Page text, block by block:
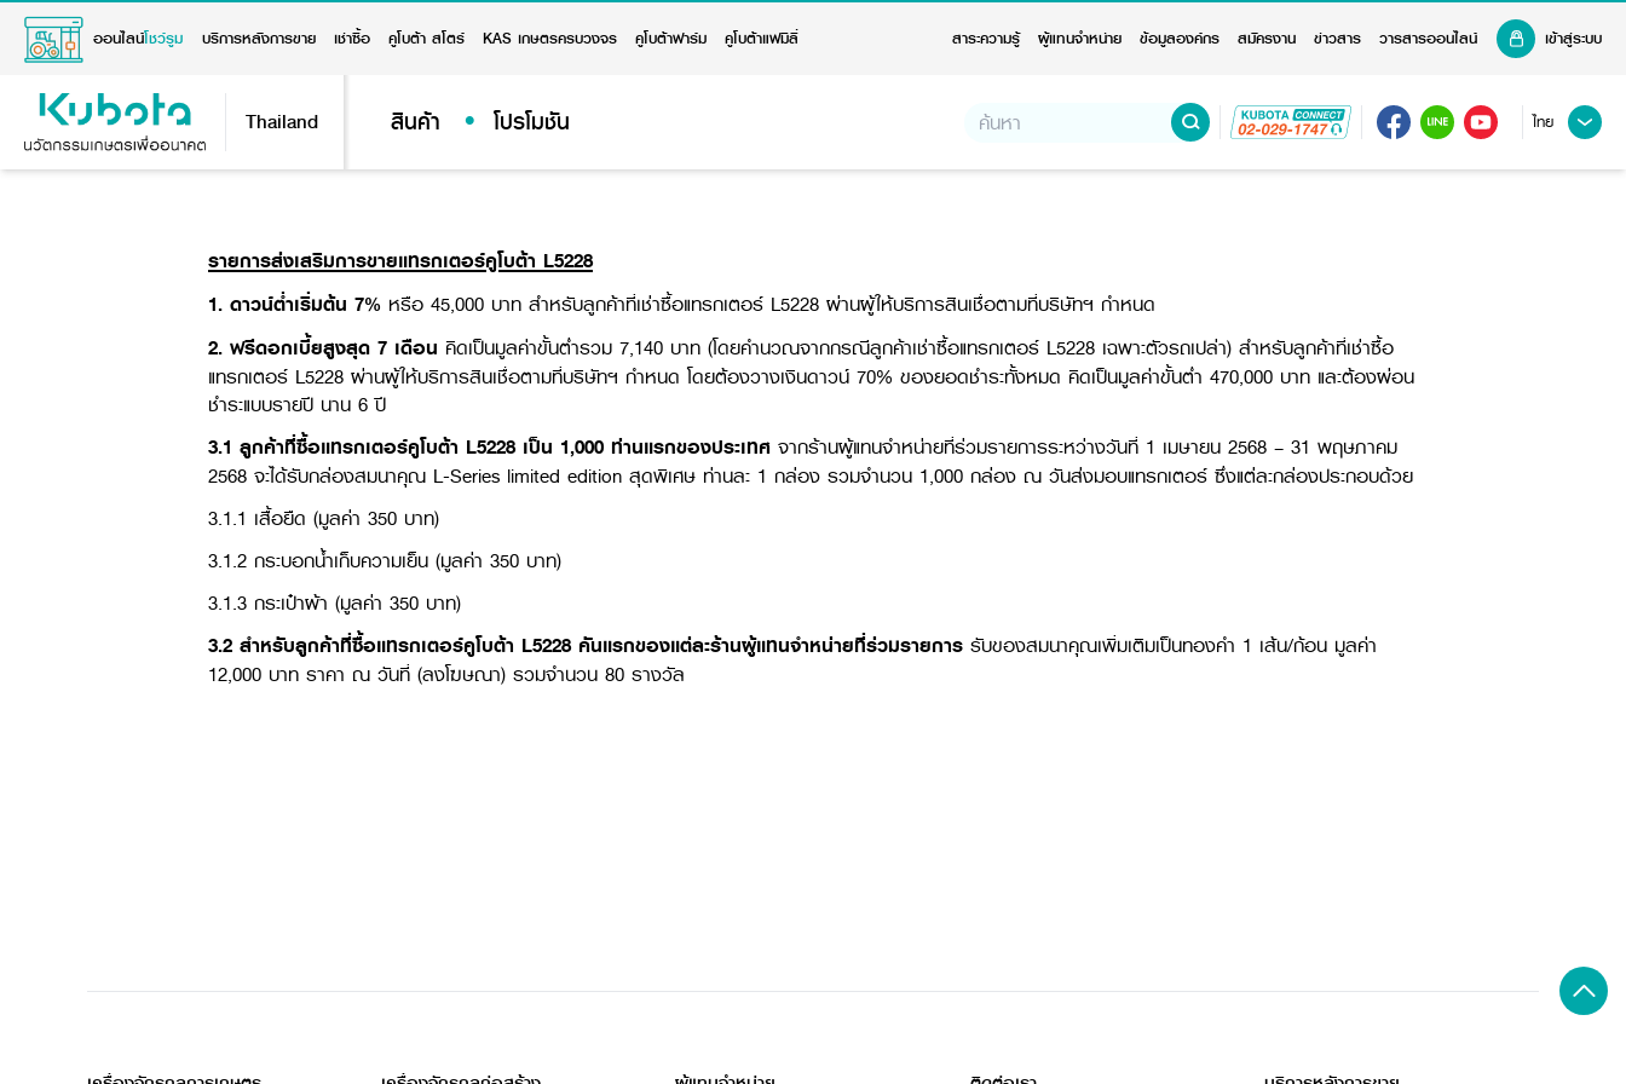
ออนไลน์โชว์รูม บริการหลังการขาย เช่าซื้อ คูโบต้า สโตร์ KAS เกษตรครบวงจร คูโบต้าฟาร์ม คูโบต้าแฟมิลี่ สาระความรู้ ผู้แทนจำหน่าย ข้อมูลองค์กร สมัครงาน ข่าวสาร วารสารออนไลน์ เข้าสู่ระบบ
Thailand สินค้า โปรโมชัน ไทย
รายการส่งเสริมการขายแทรกเตอร์คูโบต้า L5228
1. ดาวน์ต่ำเริ่มต้น 7% หรือ 45,000 บาท สำหรับลูกค้าที่เช่าซื้อแทรกเตอร์ L5228 ผ่านผู้ให้บริการสินเชื่อตามที่บริษัทฯ กำหนด
2. ฟรีดอกเบี้ยสูงสุด 7 เดือน คิดเป็นมูลค่าขั้นต่ำรวม 7,140 บาท (โดยคำนวณจากกรณีลูกค้าเช่าซื้อแทรกเตอร์ L5228 เฉพาะตัวรถเปล่า) สำหรับลูกค้าที่เช่าซื้อ
แทรกเตอร์ L5228 ผ่านผู้ให้บริการสินเชื่อตามที่บริษัทฯ กำหนด โดยต้องวางเงินดาวน์ 70% ของยอดชำระทั้งหมด คิดเป็นมูลค่าขั้นต่ำ 470,000 บาท และต้องผ่อน
ชำระแบบรายปี นาน 6 ปี
3.1 ลูกค้าที่ซื้อแทรกเตอร์คูโบต้า L5228 เป็น 1,000 ท่านแรกของประเทศ จากร้านผู้แทนจำหน่ายที่ร่วมรายการระหว่างวันที่ 1 เมษายน 2568 – 31 พฤษภาคม
2568 จะได้รับกล่องสมนาคุณ L-Series limited edition สุดพิเศษ ท่านละ 1 กล่อง รวมจำนวน 1,000 กล่อง ณ วันส่งมอบแทรกเตอร์ ซึ่งแต่ละกล่องประกอบด้วย
3.1.1 เสื้อยืด (มูลค่า 350 บาท)
3.1.2 กระบอกน้ำเก็บความเย็น (มูลค่า 350 บาท)
3.1.3 กระเป๋าผ้า (มูลค่า 350 บาท)
3.2 สำหรับลูกค้าที่ซื้อแทรกเตอร์คูโบต้า L5228 คันแรกของแต่ละร้านผู้แทนจำหน่ายที่ร่วมรายการ รับของสมนาคุณเพิ่มเติมเป็นทองคำ 1 เส้น/ก้อน มูลค่า
12,000 บาท ราคา ณ วันที่ (ลงโฆษณา) รวมจำนวน 80 รางวัล